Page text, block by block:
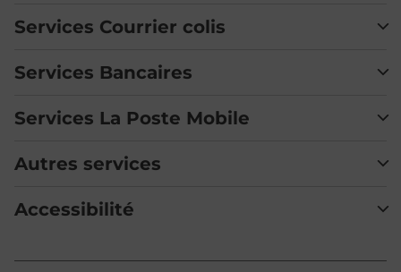
Services Courrier colis
Services Bancaires
Services La Poste Mobile
Autres services
Accessibilité